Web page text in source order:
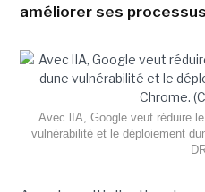
améliorer ses
Avec lIA, Google veut réduire
vulnérabilité et le déploiement